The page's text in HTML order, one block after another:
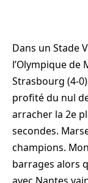
Dans un Stade
l’Olympique de
Strasbourg (4-
profité du nul
arracher la 2e
secondes.
champions.
barrages alors